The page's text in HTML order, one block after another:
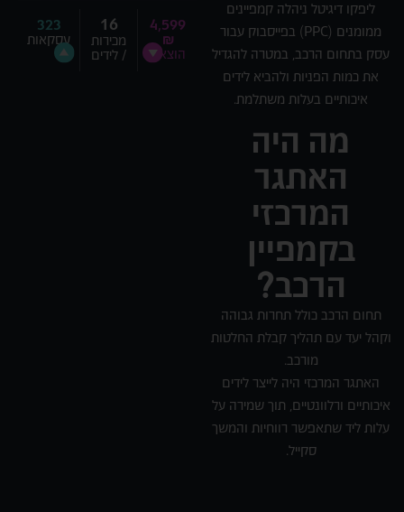
ליפקו דיגיטל ניהלה קמפיינים
ממומנים (PPC) בפייסבוק עבור
עסק בתחום הרכב, במטרה להגדיל
את כמות הפניות ולהביא לידים
איכותיים בעלות משתלמת.
מה היה
האתגר
המרכזי
בקמפיין
הרכב?
תחום הרכב כולל תחרות גבוהה
וקהל יעד עם תהליך קבלת החלטות
מורכב.
האתגר המרכזי היה לייצר לידים
איכותיים ורלוונטיים, תוך שמירה על
עלות ליד שתאפשר רווחיות והמשך
סקייל.
4,599
₪
הוצאה
16
מכירות
/ לידים
323
עסקאות